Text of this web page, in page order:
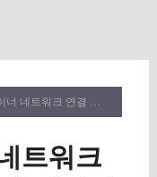
연결 오류, 간단하게 해결하는 법
트워크